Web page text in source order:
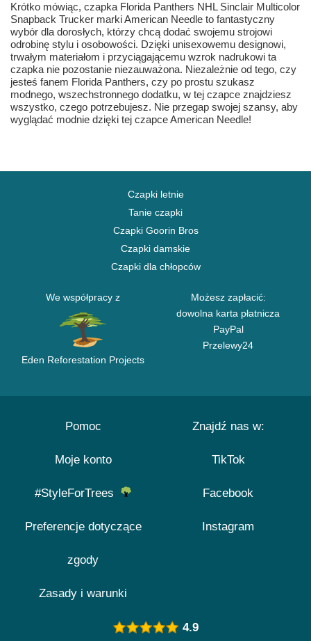
Krótko mówiąc, czapka Florida Panthers NHL Sinclair Multicolor
Snapback Trucker marki American Needle to fantastyczny
wybór dla dorosłych, którzy chcą dodać swojemu strojowi
odrobinę stylu i osobowości. Dzięki unisexowemu designowi,
trwałym materiałom i przyciągającemu wzrok nadrukowi ta
czapka nie pozostanie niezauważona. Niezależnie od tego, czy
jesteś fanem Florida Panthers, czy po prostu szukasz
modnego, wszechstronnego dodatku, w tej czapce znajdziesz
wszystko, czego potrzebujesz. Nie przegap swojej szansy, aby
wyglądać modnie dzięki tej czapce American Needle!
Czapki letnie
Tanie czapki
Czapki Goorin Bros
Czapki damskie
Czapki dla chłopców
We współpracy z
Eden Reforestation Projects
Możesz zapłacić:
dowolna karta płatnicza
PayPal
Przelewy24
Pomoc
Moje konto
#StyleForTrees
Preferencje dotyczące
zgody
Zasady i warunki
Znajdź nas w:
TikTok
Facebook
Instagram
4.9